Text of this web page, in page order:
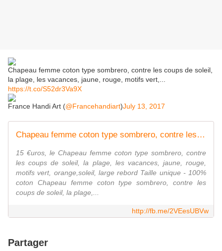
Chapeau femme coton type sombrero, contre les coups de soleil,
la plage, les vacances, jaune, rouge, motifs vert,...
https://t.co/S52dr3Va9X
France Handi Art (@Francehandiart)July 13, 2017
Chapeau femme coton type sombrero, contre les coups de soleil, la plage, les vacances, jaune, rouge, motifs vert, orange,soleil, large rebord - France Handi Art - La Boutique Solidaire
15 €uros, le Chapeau femme coton type sombrero, contre
les coups de soleil, la plage, les vacances, jaune, rouge,
motifs vert, orange,soleil, large rebord Taille unique - 100%
coton Chapeau femme coton type sombrero, contre les
coups de soleil, la plage,...
http://fb.me/2VEesUBVw
Partager